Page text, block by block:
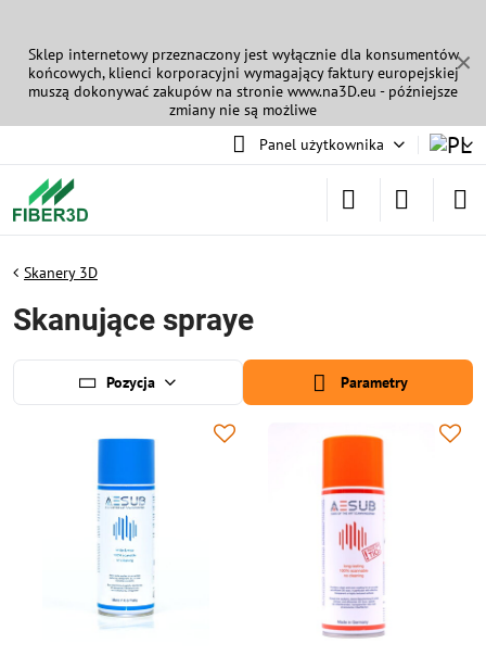
✕
Sklep internetowy przeznaczony jest wyłącznie dla konsumentów
końcowych, klienci korporacyjni wymagający faktury europejskiej
muszą dokonywać zakupów na stronie www.na3D.eu - późniejsze
zmiany nie są możliwe
Panel użytkownika
Skanery 3D
Skanujące spraye
Pozycja Parametry